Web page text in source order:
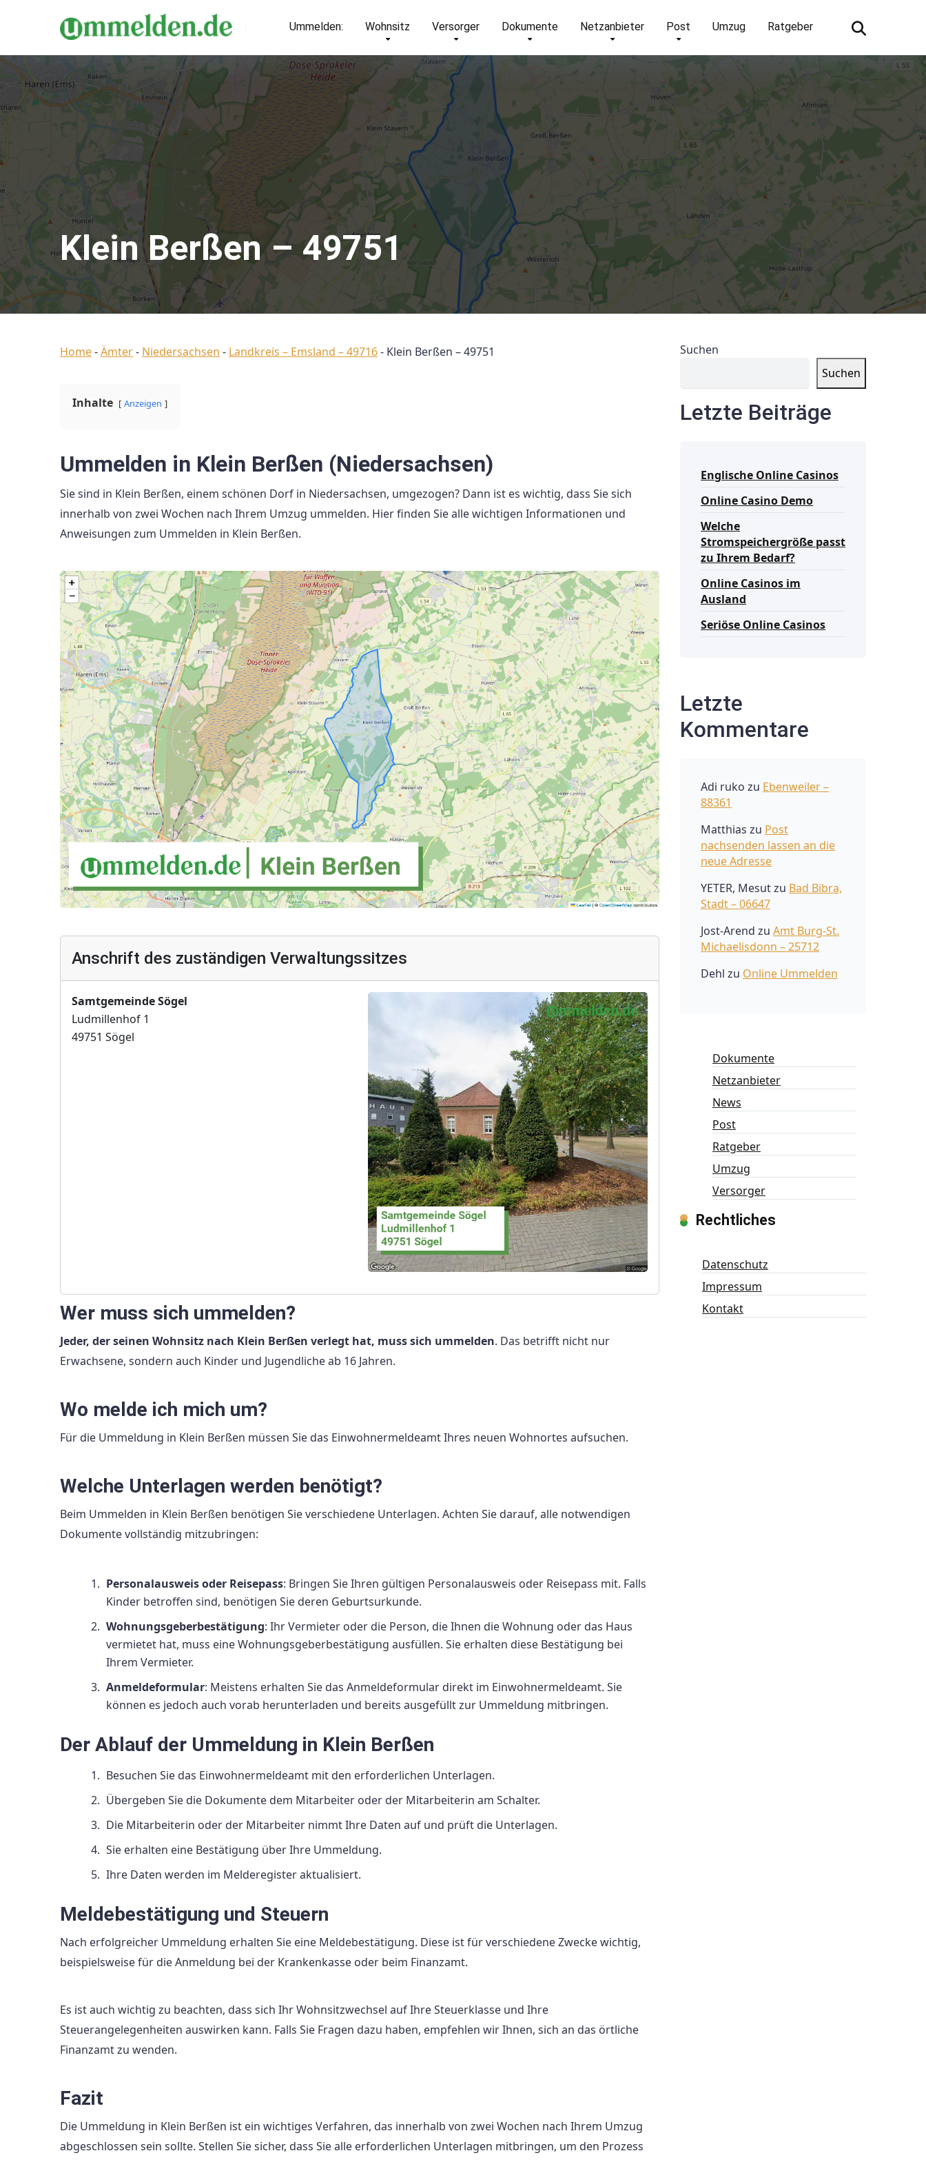
Ummelden: Wohnsitz Versorger Dokumente Netzanbieter Post Umzug Ratgeber
Klein Berßen – 49751
Home-Ämter- Niedersachsen - Landkreis – Emsland – 49716- Klein Berßen – 49751
Inhalte Anzeigen
Ummelden in Klein Berßen (Niedersachsen)
Sie sind in Klein Berßen, einem schönen Dorf in Niedersachsen, umgezogen? Dann ist es wichtig, dass Sie sich
innerhalb von zwei Wochen nach Ihrem Umzug ummelden. Hier finden Sie alle wichtigen Informationen und
Anweisungen zum Ummelden in Klein Berßen.
Anschrift des zuständigen Verwaltungssitzes
Samtgemeinde Sögel
Ludmillenhof 1
49751 Sögel
Wer muss sich ummelden?
Jeder, der seinen Wohnsitz nach Klein Berßen verlegt hat, muss sich ummelden. Das betrifft nicht nur
Erwachsene, sondern auch Kinder und Jugendliche ab 16 Jahren.
Wo melde ich mich um?
Für die Ummeldung in Klein Berßen müssen Sie das Einwohnermeldeamt Ihres neuen Wohnortes aufsuchen.
Welche Unterlagen werden benötigt?
Beim Ummelden in Klein Berßen benötigen Sie verschiedene Unterlagen. Achten Sie darauf, alle notwendigen
Dokumente vollständig mitzubringen:
Personalausweis oder Reisepass: Bringen Sie Ihren gültigen Personalausweis oder Reisepass mit. Falls
Kinder betroffen sind, benötigen Sie deren Geburtsurkunde.
Wohnungsgeberbestätigung: Ihr Vermieter oder die Person, die Ihnen die Wohnung oder das Haus
vermietet hat, muss eine Wohnungsgeberbestätigung ausfüllen. Sie erhalten diese Bestätigung bei
Ihrem Vermieter.
Anmeldeformular: Meistens erhalten Sie das Anmeldeformular direkt im Einwohnermeldeamt. Sie
können es jedoch auch vorab herunterladen und bereits ausgefüllt zur Ummeldung mitbringen.
Der Ablauf der Ummeldung in Klein Berßen
Besuchen Sie das Einwohnermeldeamt mit den erforderlichen Unterlagen.
Übergeben Sie die Dokumente dem Mitarbeiter oder der Mitarbeiterin am Schalter.
Die Mitarbeiterin oder der Mitarbeiter nimmt Ihre Daten auf und prüft die Unterlagen.
Sie erhalten eine Bestätigung über Ihre Ummeldung.
Ihre Daten werden im Melderegister aktualisiert.
Meldebestätigung und Steuern
Nach erfolgreicher Ummeldung erhalten Sie eine Meldebestätigung. Diese ist für verschiedene Zwecke wichtig,
beispielsweise für die Anmeldung bei der Krankenkasse oder beim Finanzamt.
Es ist auch wichtig zu beachten, dass sich Ihr Wohnsitzwechsel auf Ihre Steuerklasse und Ihre
Steuerangelegenheiten auswirken kann. Falls Sie Fragen dazu haben, empfehlen wir Ihnen, sich an das örtliche
Finanzamt zu wenden.
Fazit
Die Ummeldung in Klein Berßen ist ein wichtiges Verfahren, das innerhalb von zwei Wochen nach Ihrem Umzug
abgeschlossen sein sollte. Stellen Sie sicher, dass Sie alle erforderlichen Unterlagen mitbringen, um den Prozess
Suchen
Suchen
Letzte Beiträge
Englische Online Casinos
Online Casino Demo
Welche
Stromspeichergröße passt
zu Ihrem Bedarf?
Online Casinos im
Ausland
Seriöse Online Casinos
Letzte
Kommentare
Adi ruko zu Ebenweiler –
88361
Matthias zu Post
nachsenden lassen an die
neue Adresse
YETER, Mesutzu Bad Bibra,
Stadt – 06647
Jost-Arend zu Amt Burg-St.
Michaelisdonn – 25712
Dehl zu Online Ummelden
Dokumente
Netzanbieter
News
Post
Ratgeber
Umzug
Versorger
Rechtliches
Datenschutz
Impressum
Kontakt